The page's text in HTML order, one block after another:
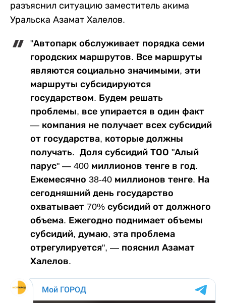
разъяснил ситуацию заместитель акима
Уральска Азамат Халелов.
"Автопарк обслуживает порядка семи
городских маршрутов. Все маршруты
являются социально значимыми, эти
маршруты субсидируются
государством. Будем решать
проблемы, все упирается в один факт
— компания не получает всех субсидий
от государства, которые должны
получать. Доля субсидий ТОО "Алый
парус" — 400 миллионов тенге в год.
Ежемесячно 38-40 миллионов тенге. На
сегодняшний день государство
охватывает 70% субсидий от должного
объема. Ежегодно поднимает объемы
субсидий, думаю, эта проблема
отрегулируется", — пояснил Азамат
Халелов.